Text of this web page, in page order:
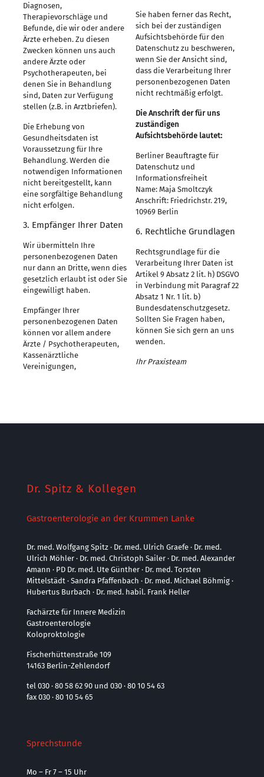
Diagnosen,
Therapievorschläge und
Befunde, die wir oder andere
Ärzte erheben. Zu diesen
Zwecken können uns auch
andere Ärzte oder
Psychotherapeuten, bei
denen Sie in Behandlung
sind, Daten zur Verfügung
stellen (z.B. in Arztbriefen).
Die Erhebung von
Gesundheitsdaten ist
Voraussetzung für Ihre
Behandlung. Werden die
notwendigen Informationen
nicht bereitgestellt, kann
eine sorgfältige Behandlung
nicht erfolgen.
3. Empfänger Ihrer Daten
Wir übermitteln Ihre
personenbezogenen Daten
nur dann an Dritte, wenn dies
gesetzlich erlaubt ist oder Sie
eingewilligt haben.
Empfänger Ihrer
personenbezogenen Daten
können vor allem andere
Ärzte / Psychotherapeuten,
Kassenärztliche
Vereinigungen,
Sie haben ferner das Recht,
sich bei der zuständigen
Aufsichtsbehörde für den
Datenschutz zu beschweren,
wenn Sie der Ansicht sind,
dass die Verarbeitung Ihrer
personenbezogenen Daten
nicht rechtmäßig erfolgt.
Die Anschrift der für uns
zuständigen
Aufsichtsbehörde lautet:
Berliner Beauftragte für
Datenschutz und
Informationsfreiheit
Name: Maja Smoltczyk
Anschrift: Friedrichstr. 219,
10969 Berlin
6. Rechtliche Grundlagen
Rechtsgrundlage für die
Verarbeitung Ihrer Daten ist
Artikel 9 Absatz 2 lit. h) DSGVO
in Verbindung mit Paragraf 22
Absatz 1 Nr. 1 lit. b)
Bundesdatenschutzgesetz.
Sollten Sie Fragen haben,
können Sie sich gern an uns
wenden.
Ihr Praxisteam
Dr. Spitz & Kollegen
Gastroenterologie an der Krummen Lanke
Dr. med. Wolfgang Spitz · Dr. med. Ulrich Graefe · Dr. med.
Ulrich Möhler · Dr. med. Christoph Sailer · Dr. med. Alexander
Amann · PD Dr. med. Ute Günther · Dr. med. Torsten
Mittelstädt · Sandra Pfaffenbach · Dr. med. Michael Böhmig ·
Hubertus Burbach · Dr. med. habil. Frank Heller
Fachärzte für Innere Medizin
Gastroenterologie
Koloproktologie
Fischerhüttenstraße 109
14163 Berlin-Zehlendorf
tel 030 · 80 58 62 90 und 030 · 80 10 54 63
fax 030 · 80 10 54 65
Sprechstunde
Mo – Fr 7 – 15 Uhr